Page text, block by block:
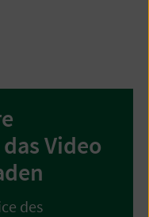
Video
des